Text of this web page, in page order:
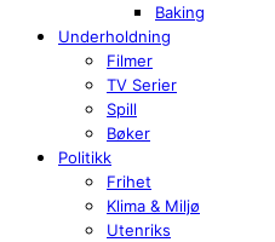
Baking
Underholdning
Filmer
TV Serier
Spill
Bøker
Politikk
Frihet
Klima & Miljø
Utenriks